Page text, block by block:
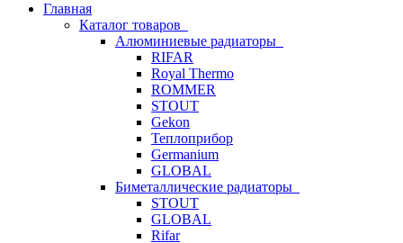
Главная
Каталог товаров
Алюминиевые радиаторы
RIFAR
Royal Thermo
ROMMER
STOUT
Gekon
Теплоприбор
Germanium
GLOBAL
Биметаллические радиаторы
STOUT
GLOBAL
Rifar